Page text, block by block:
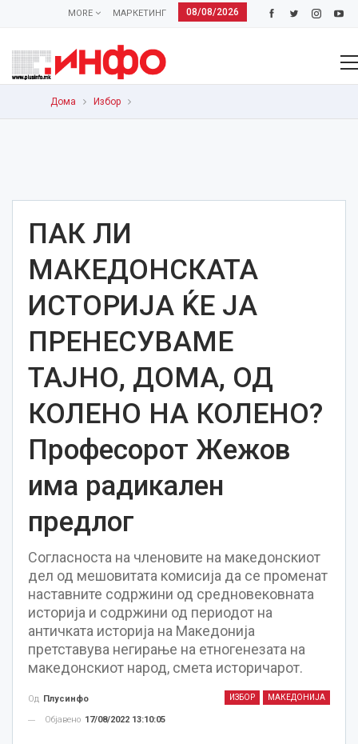
08/08/2026
МАРКЕТИНГ
MORE
Дома Избор
ПАК ЛИ
МАКЕДОНСКАТА
ИСТОРИЈА ЌЕ ЈА
ПРЕНЕСУВАМЕ
ТАЈНО, ДОМА, ОД
КОЛЕНО НА КОЛЕНО?
Професорот Жежов
има радикален
предлог
Согласноста на членовите на македонскиот
дел од мешовитата комисија да се променат
наставните содржини од средновековната
историја и содржини од периодот на
античката историја на Македонија
претставува негирање на етногенезата на
македонскиот народ, смета историчарот.
ИЗБОР МАКЕДОНИЈА
Од Плусинфо
Објавено 17/08/2022 13:10:05